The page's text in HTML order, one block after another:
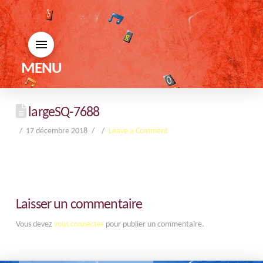
MENU
largeSQ-7688
17 décembre 2018 Leave a Comment
Laisser un commentaire
Vous devez vous connecterpour publier un commentaire.